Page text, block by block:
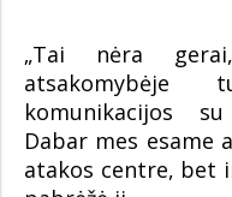
„Tai nėra
komunikacijos
Dabar mes esame
atakos centre, bet